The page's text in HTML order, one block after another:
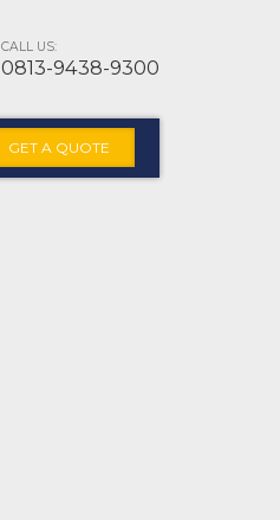
CALL US:
0813-9438-9300
GET A QUOTE